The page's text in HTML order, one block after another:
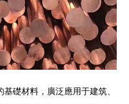
礎材料，廣泛應用于建筑、